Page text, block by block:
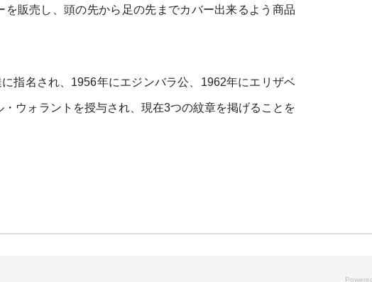
販売し、頭の先から足の先までカバー出来るよう商品
指名され、1956年にエジンバラ公、1962年にエリザベ
ウォラントを授与され、現在3つの紋章を掲げることを